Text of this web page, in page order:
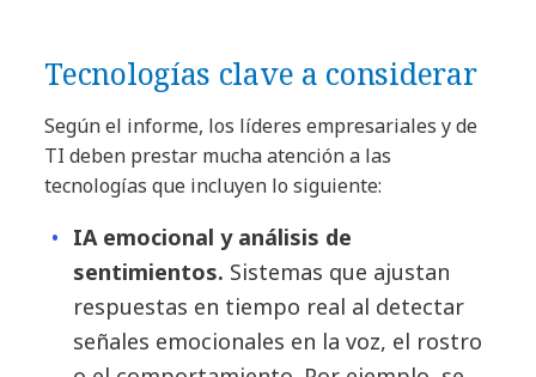
Tecnologías clave a considerar
Según el informe, los líderes empresariales y de
TI deben prestar mucha atención a las
tecnologías que incluyen lo siguiente:
IA emocional y análisis de
sentimientos. Sistemas que ajustan
respuestas en tiempo real al detectar
señales emocionales en la voz, el rostro